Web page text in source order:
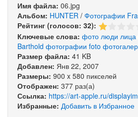
Имя файла: 06.jpg
Альбом: HUNTER / Фотографии
Рейтинг (голосов: 32):
Ключевые слова: фото люди лица
Barthold фотографии foto
Размер файла: 41 KB
Добавлен: Янв 22, 2007
Размеры: 900 x 580 пикселей
Отображен: 377 раз(а)
Ссылка: https://art-apple.ru/
Избранные: Добавить в Избранное